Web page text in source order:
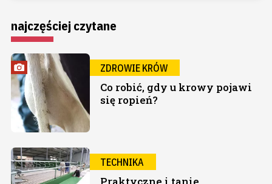
najczęściej czytane
ZDROWIE KRÓW
Co robić, gdy u krowy pojawi
się ropień?
TECHNIKA